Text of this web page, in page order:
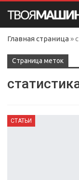
Главная страница »
Cтраница меток
СТАТЬИ